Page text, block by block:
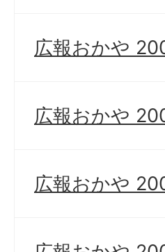
広報おかや
広報おかや
広報おかや